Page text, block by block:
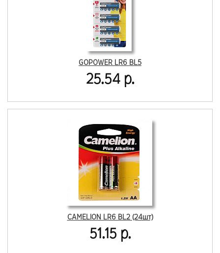
GOPOWER LR6 BL5
25.54 р.
CAMELION LR6 BL2 (24шт)
51.15 р.